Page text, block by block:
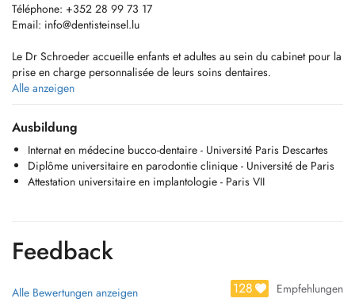
Téléphone: +352 28 99 73 17
Email: info@dentisteinsel.lu
Le Dr Schroeder accueille enfants et adultes au sein du cabinet pour la
prise en charge personnalisée de leurs soins dentaires.
Diplômée en chirurgie dentaire à Paris, elle a ensuite réalisé un
internat de trois ans en médecine bucco-dentaire à l'hôpital Henri
Mondor.
Elle est titulaire d'un diplôme universitaire en parodontologie et
implantologie et a exercé en cabinet libéral à Paris pendant cinq ans.
Alle anzeigen
Ausbildung
Internat en médecine bucco-dentaire - Université Paris Descartes
Diplôme universitaire en parodontie clinique - Université de Paris
Attestation universitaire en implantologie - Paris VII
Feedback
Alle Bewertungen anzeigen 128 Empfehlungen